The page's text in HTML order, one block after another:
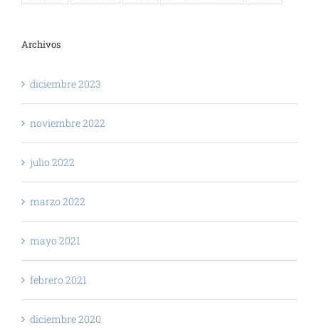
Archivos
diciembre 2023
noviembre 2022
julio 2022
marzo 2022
mayo 2021
febrero 2021
diciembre 2020